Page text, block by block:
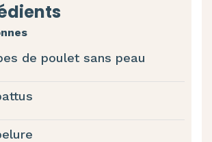
de poulet sans peau